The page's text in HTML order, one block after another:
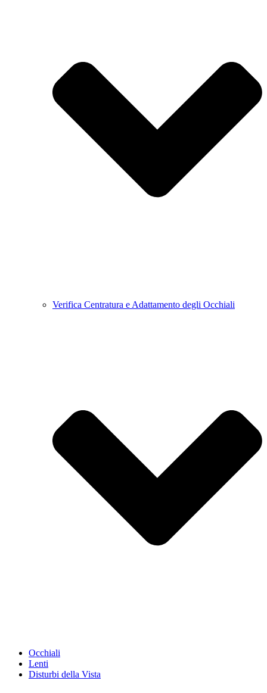
Verifica Centratura e Adattamento degli Occhiali
Occhiali
Lenti
Disturbi della Vista